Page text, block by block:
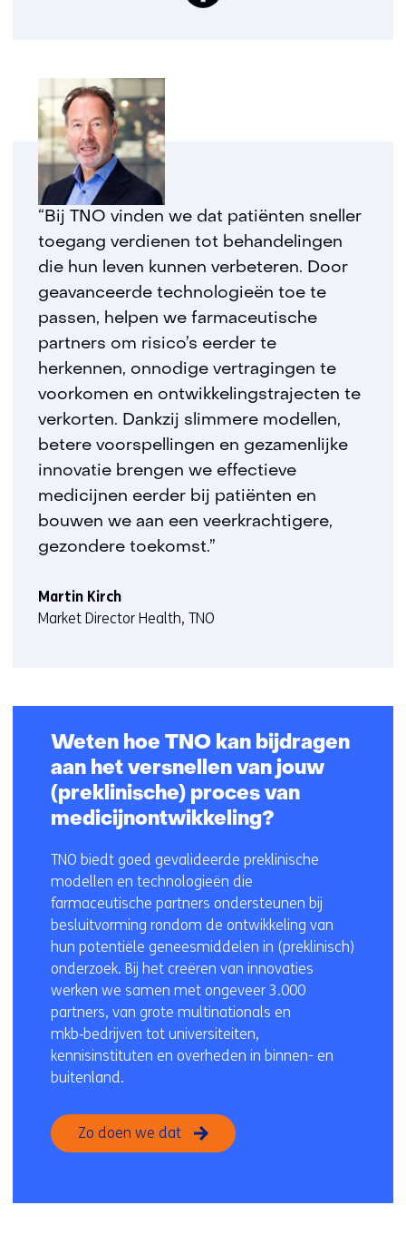
“Bij TNO vinden we dat patiënten sneller
toegang verdienen tot behandelingen
die hun leven kunnen verbeteren. Door
geavanceerde technologieën toe te
passen, helpen we farmaceutische
partners om risico’s eerder te
herkennen, onnodige vertragingen te
voorkomen en ontwikkelingstrajecten te
verkorten. Dankzij slimmere modellen,
betere voorspellingen en gezamenlijke
innovatie brengen we effectieve
medicijnen eerder bij patiënten en
bouwen we aan een veerkrachtigere,
gezondere toekomst.”
Martin Kirch
Market Director Health, TNO
Weten hoe TNO kan bijdragen
aan het versnellen van jouw
(preklinische) proces van
medicijnontwikkeling?
TNO biedt goed gevalideerde preklinische
modellen en technologieën die
farmaceutische partners ondersteunen bij
besluitvorming rondom de ontwikkeling van
hun potentiële geneesmiddelen in (preklinisch)
onderzoek. Bij het creëren van innovaties
werken we samen met ongeveer 3.000
partners, van grote multinationals en
mkb‑bedrijven tot universiteiten,
kennisinstituten en overheden in binnen- en
buitenland.
Zo doen we dat